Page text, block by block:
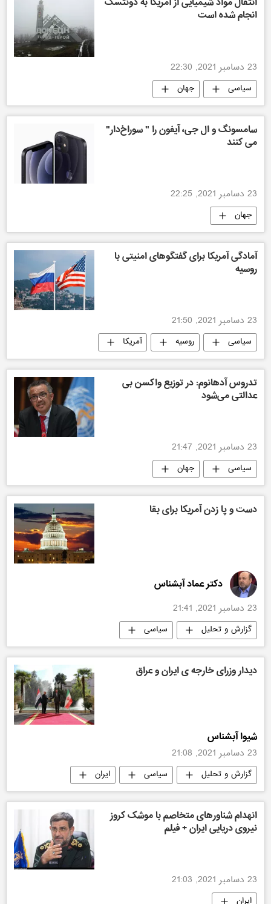
انجام شده است
23 دسامبر 2021, 22:30
سیاسی جهان
سامسونگ و ال جی، آیفون را " سوراخ‌دار"
می کنند
23 دسامبر 2021, 22:25
جهان
آمادگی آمریکا برای گفتگوهای امنیتی با
روسیه
23 دسامبر 2021, 21:50
سیاسی روسیه آمریکا
تدروس آدهانوم: در توزیع واکسن بی
عدالتی می‌شود
23 دسامبر 2021, 21:47
سیاسی جهان
دست و پا زدن آمریکا برای بقا
دکتر عماد آبشناس
23 دسامبر 2021, 21:41
گزارش و تحلیل سیاسی
دیدار وزرای خارجه ی ایران و عراق
شیوا آبشناس
23 دسامبر 2021, 21:08
گزارش و تحلیل سیاسی
ایران
خاور میانه
انهدام شناورهای متخاصم با موشک ‌کروز
نیروی دریایی ایران + فیلم
23 دسامبر 2021, 21:03